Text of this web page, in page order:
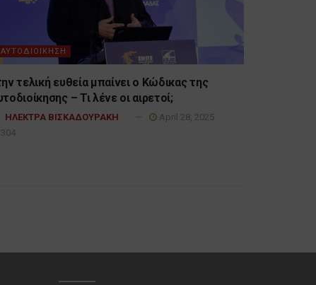
ΑΥΤΟΔΙΟΙΚΗΣΗ
τελική ευθεία μπαίνει ο Κώδικας της
– Τι λένε οι αιρετοί;
ΗΛΕΚΤΡΑ ΒΙΣΚΑΔΟΥΡΑΚΗ
April 28, 2025
304